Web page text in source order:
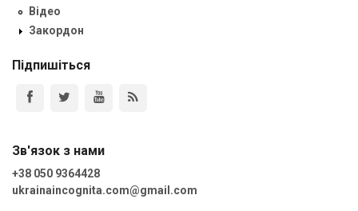
Відео
Закордон
Підпишіться
Зв'язок з нами
+38 050 9364428
ukrainaincognita.com@gmail.com